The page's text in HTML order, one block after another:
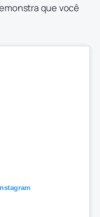
que você